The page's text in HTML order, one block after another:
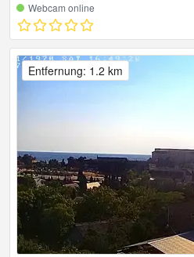
Webcam online
Entfernung: 1.2 km